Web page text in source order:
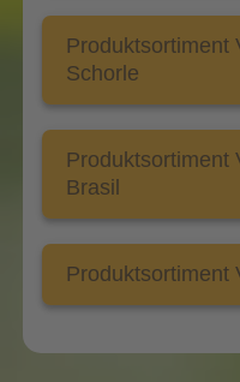
Produktsortiment
Schorle
Produktsortiment
Brasil
Produktsortiment